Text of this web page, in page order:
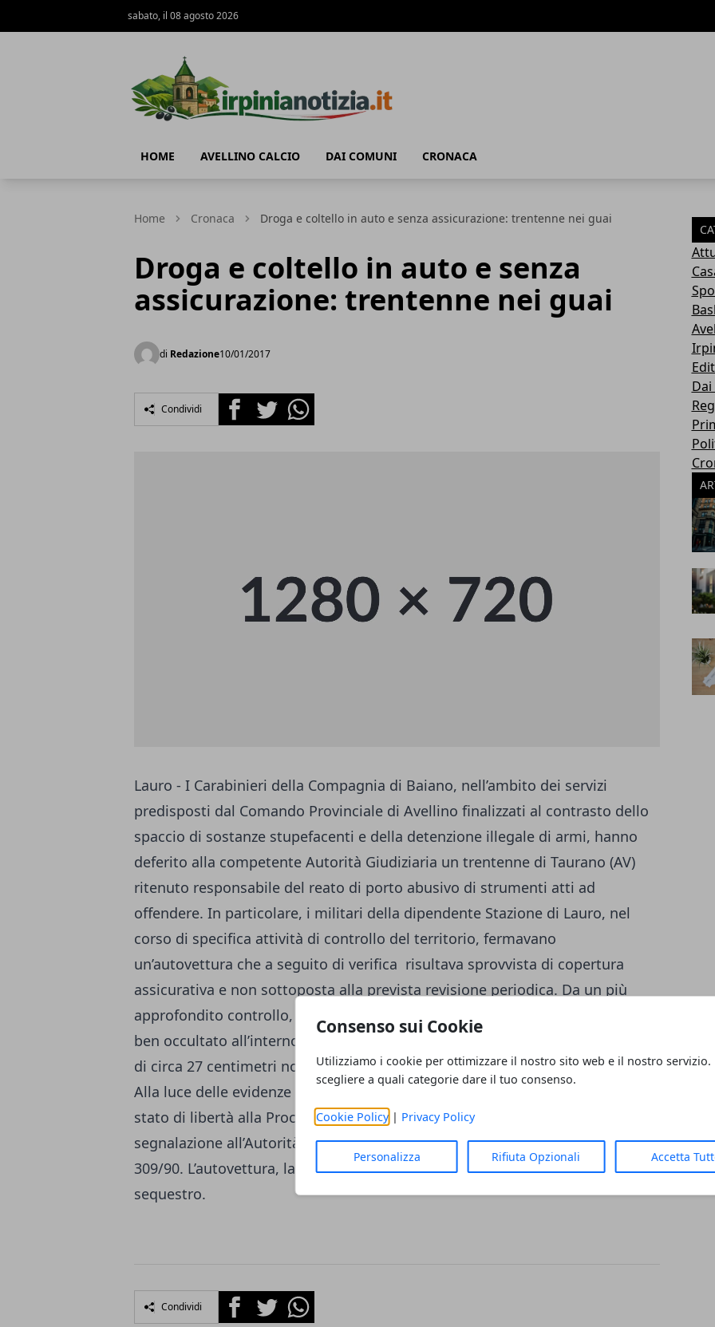
Consenso sui Cookie
Utilizziamo i cookie per ottimizzare il nostro sito web e il nostro servizio.
scegliere a quali categorie dare il tuo consenso.
Cookie Policy| Privacy Policy
Personalizza Rifiuta Opzionali Accetta
sabato, il 08 agosto 2026
HOME AVELLINO CALCIO DAI COMUNI CRONACA
Home Cronaca Droga e coltello in auto e senza assicurazione: trentenne nei guai
Droga e coltello in auto e senza
assicurazione: trentenne nei guai
di Redazione10/01/2017
Condividi FacebookTwitterWhatsapp
Lauro - I Carabinieri della Compagnia di Baiano, nell’ambito dei servizi
predisposti dal Comando Provinciale di Avellino finalizzati al contrasto dello
spaccio di sostanze stupefacenti e della detenzione illegale di armi, hanno
deferito alla competente Autorità Giudiziaria un trentenne di Taurano (AV)
ritenuto responsabile del reato di porto abusivo di strumenti atti ad
offendere. In particolare, i militari della dipendente Stazione di Lauro, nel
corso di specifica attività di controllo del territorio, fermavano
un’autovettura che a seguito di verifica risultava sprovvista di copertura
assicurativa e non sottoposta alla prevista revisione periodica. Da un più
approfondito controllo, all’esito di perquisizione i carabinieri rinvenivano,
ben occultato all’interno dell’auto, un coltello a serramanico della lunghezza
di circa 27 centimetri nonché della sostanza stupefacente di tipo marijuana.
Alla luce delle evidenze emerse, per il trentenne scattava la denuncia in
stato di libertà alla Procura della Repubblica di Avellino nonché la
segnalazione all’Autorità Amministrativa ai sensi dell’art. 75 del D.P.R.
309/90. L’autovettura, la droga ed il coltello sono stati sottoposti a
sequestro.
Condividi FacebookTwitterWhatsapp